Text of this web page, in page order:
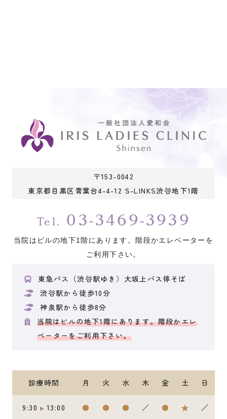
〒153-0042
東京都目黒区青葉台4-4-12 S-LINKS渋谷地下1階
Tel. 03-3469-3939
当院はビルの地下1階にあります。階段かエレベーターを
ご利用下さい。
東急バス（渋谷駅ゆき）大坂上バス停そば
渋谷駅から徒歩10分
神泉駅から徒歩8分
当院はビルの地下1階にあります。階段かエレ
ベーターをご利用下さい。
診療時間 月 火 水 木 金 土 日
9:30 13:00 ● ● ● ／ ● ★ ／